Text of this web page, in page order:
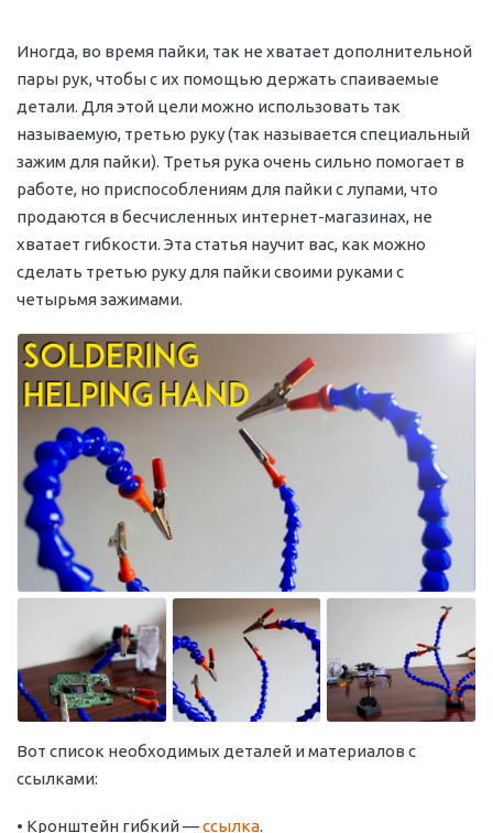
Иногда, во время пайки, так не хватает дополнительной
пары рук, чтобы с их помощью держать спаиваемые
детали. Для этой цели можно использовать так
называемую, третью руку (так называется специальный
зажим для пайки). Третья рука очень сильно помогает в
работе, но приспособлениям для пайки с лупами, что
продаются в бесчисленных интернет-магазинах, не
хватает гибкости. Эта статья научит вас, как можно
сделать третью руку для пайки своими руками с
четырьмя зажимами.
Вот список необходимых деталей и материалов с
ссылками:
• Кронштейн гибкий —ссылка.